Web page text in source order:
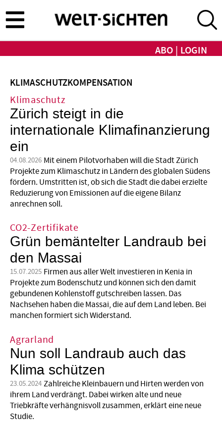
zum
Inhalt
ABO LOGIN
KLIMASCHUTZKOMPENSATION
Klimaschutz
Zürich steigt in die
internationale Klimafinanzierung
ein
04.08.2026 Mit einem Pilotvorhaben will die Stadt Zürich
Projekte zum Klimaschutz in Ländern des globalen Südens
fördern. Umstritten ist, ob sich die Stadt die dabei erzielte
Reduzierung von Emissionen auf die eigene Bilanz
anrechnen soll.
CO2-Zertifikate
Grün bemäntelter Landraub bei
den Massai
15.07.2025 Firmen aus aller Welt investieren in Kenia in
Projekte zum Bodenschutz und können sich den damit
gebundenen Kohlenstoff gutschreiben lassen. Das
Nachsehen haben die Massai, die auf dem Land leben. Bei
manchen formiert sich Widerstand.
Agrarland
Nun soll Landraub auch das
Klima schützen
23.05.2024 Zahlreiche Kleinbauern und Hirten werden von
ihrem Land verdrängt. Dabei wirken alte und neue
Triebkräfte verhängnisvoll zusammen, erklärt eine neue
Studie.